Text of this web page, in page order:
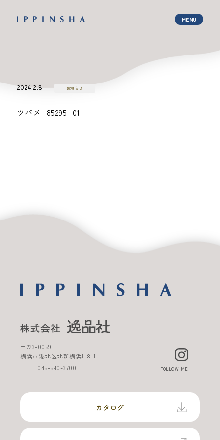
2024.2.8 お知らせ
ツバメ_85295_01
〒223-0059
横浜市港北区北新横浜1-8-1
TEL 045-540-3700 FOLLOW ME
カタログ